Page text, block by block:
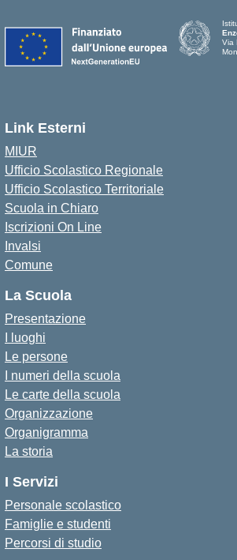
Via
Link Esterni
MIUR
Ufficio Scolastico Regionale
Ufficio Scolastico Territoriale
Scuola in Chiaro
Iscrizioni On Line
Invalsi
Comune
La Scuola
Presentazione
I luoghi
Le persone
I numeri della scuola
Le carte della scuola
Organizzazione
Organigramma
La storia
I Servizi
Personale scolastico
Famiglie e studenti
Percorsi di studio